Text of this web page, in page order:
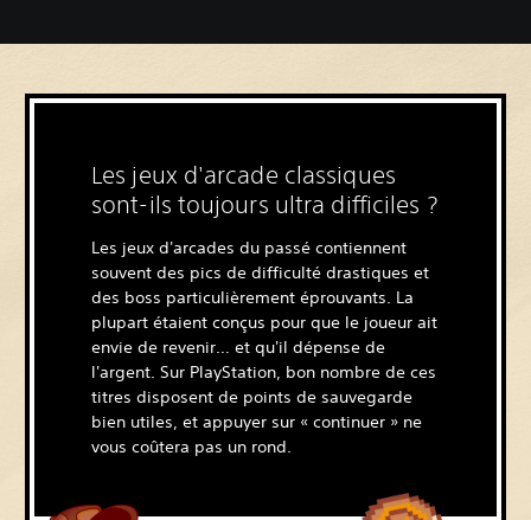
Les jeux d'arcade classiques
sont-ils toujours ultra difficiles ?
Les jeux d'arcades du passé contiennent
souvent des pics de difficulté drastiques et
des boss particulièrement éprouvants. La
plupart étaient conçus pour que le joueur ait
envie de revenir… et qu'il dépense de
l'argent. Sur PlayStation, bon nombre de ces
titres disposent de points de sauvegarde
bien utiles, et appuyer sur « continuer » ne
vous coûtera pas un rond.